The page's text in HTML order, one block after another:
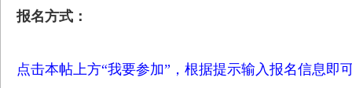
报名方式：
点击本帖上方“我要参加”，根据提示输入报名信息即